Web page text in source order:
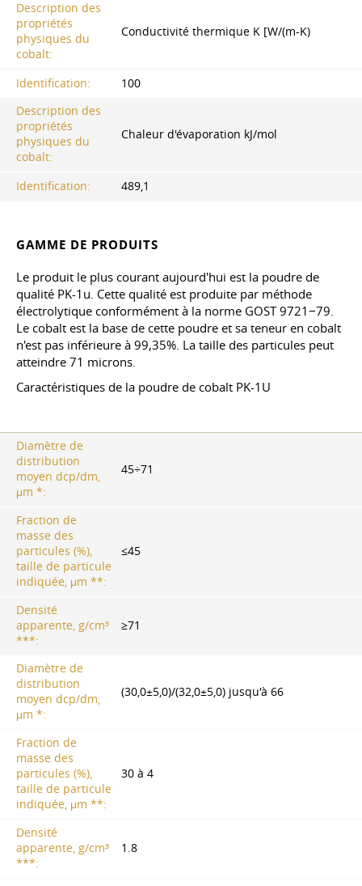
Description des
propriétés
physiques du
cobalt:
Conductivité thermique K [W/(m-K)
Identification:
100
Description des
propriétés
physiques du
cobalt:
Chaleur d'évaporation kJ/mol
Identification: 489,1
GAMME DE PRODUITS
Le produit le plus courant aujourd'hui est la poudre de
qualité PK-1u. Cette qualité est produite par méthode
électrolytique conformément à la norme GOST 9721−79.
Le cobalt est la base de cette poudre et sa teneur en cobalt
n'est pas inférieure à 99,35%. La taille des particules peut
atteindre 71 microns.
Caractéristiques de la poudre de cobalt PK-1U
Diamètre de
distribution
moyen dcp/dm,
μm *:
45÷71
Fraction de
masse des
particules (%),
taille de particule
indiquée, μm **:
≤45
Densité
apparente, g/cm³
***:
≥71
Diamètre de
distribution
moyen dcp/dm,
μm *:
(30,0±5,0)/(32,0±5,0) jusqu'à 66
Fraction de
masse des
particules (%),
taille de particule
indiquée, μm **:
30 à 4
Densité
apparente, g/cm³
***:
1.8